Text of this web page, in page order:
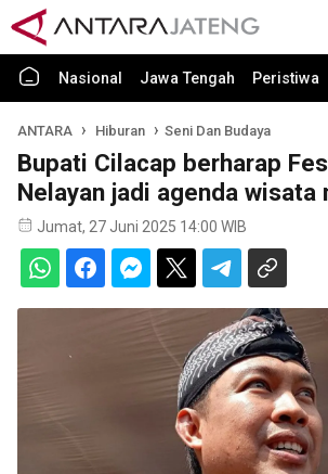
Nasional Jawa Tengah Peristiwa
ANTARA Hiburan Seni Dan Budaya
Bupati Cilacap berharap
Nelayan jadi agenda wisata
Jumat, 27 Juni 2025 14:00 WIB